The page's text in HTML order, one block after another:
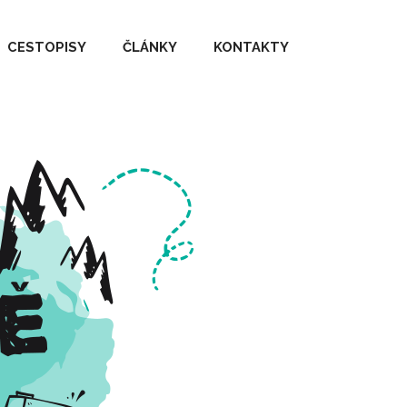
CESTOPISY ČLÁNKY KONTAKTY